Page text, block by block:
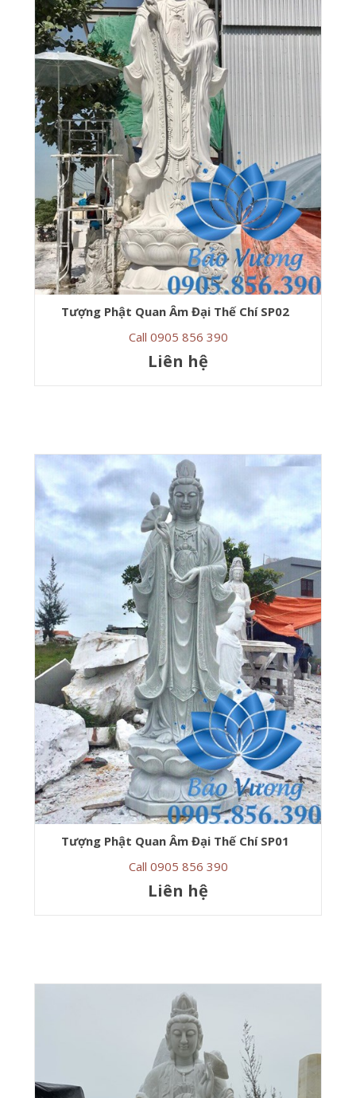
Tượng Phật Quan Âm Đại Thế Chí SP02
Call 0905 856 390
Liên hệ
Tượng Phật Quan Âm Đại Thế Chí SP01
Call 0905 856 390
Liên hệ